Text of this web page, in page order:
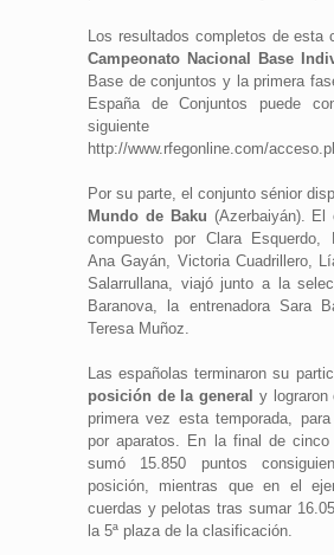
Los resultados completos de esta
Campeonato Nacional Base
Base de conjuntos y la primera
España de Conjuntos puede
siguiente
http://www.rfegonline.com/
Por su parte, el conjunto sénior
Mundo de Baku (Azerbaiyán). El
compuesto por Clara Esquerdo,
Ana Gayán, Victoria Cuadrillero,
Salarrullana, viajó junto a la
Baranova, la entrenadora Sara
Teresa Muñoz.
Las españolas terminaron su
posición de la general y lograron
primera vez esta temporada,
por aparatos. En la final de
sumó 15.850 puntos
posición, mientras que en el
cuerdas y pelotas tras sumar
la 5ª plaza de la clasificación.